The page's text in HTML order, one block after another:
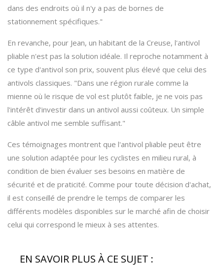
dans des endroits où il n'y a pas de bornes de
stationnement spécifiques."
En revanche, pour Jean, un habitant de la Creuse, l'antivol
pliable n'est pas la solution idéale. Il reproche notamment à
ce type d'antivol son prix, souvent plus élevé que celui des
antivols classiques. "Dans une région rurale comme la
mienne où le risque de vol est plutôt faible, je ne vois pas
l'intérêt d'investir dans un antivol aussi coûteux. Un simple
câble antivol me semble suffisant."
Ces témoignages montrent que l'antivol pliable peut être
une solution adaptée pour les cyclistes en milieu rural, à
condition de bien évaluer ses besoins en matière de
sécurité et de praticité. Comme pour toute décision d'achat,
il est conseillé de prendre le temps de comparer les
différents modèles disponibles sur le marché afin de choisir
celui qui correspond le mieux à ses attentes.
EN SAVOIR PLUS À CE SUJET :